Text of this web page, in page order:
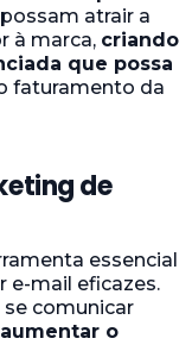
atrair a
à marca, criando
que possa
faturamento da
de
essencial
e-mail eficazes.
comunicar
aumentar o